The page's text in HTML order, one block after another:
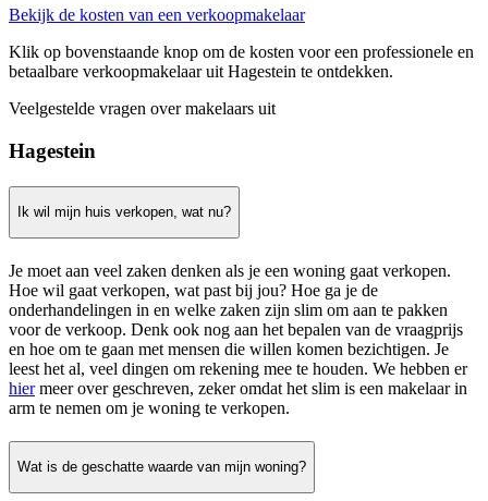
Bekijk de kosten van een verkoopmakelaar
Klik op bovenstaande knop om de kosten voor een professionele en
betaalbare verkoopmakelaar uit Hagestein te ontdekken.
Veelgestelde vragen over makelaars uit
Hagestein
Ik wil mijn huis verkopen, wat nu?
Je moet aan veel zaken denken als je een woning gaat verkopen.
Hoe wil gaat verkopen, wat past bij jou? Hoe ga je de
onderhandelingen in en welke zaken zijn slim om aan te pakken
voor de verkoop. Denk ook nog aan het bepalen van de vraagprijs
en hoe om te gaan met mensen die willen komen bezichtigen. Je
leest het al, veel dingen om rekening mee te houden. We hebben er
hiermeer over geschreven, zeker omdat het slim is een makelaar in
arm te nemen om je woning te verkopen.
Wat is de geschatte waarde van mijn woning?